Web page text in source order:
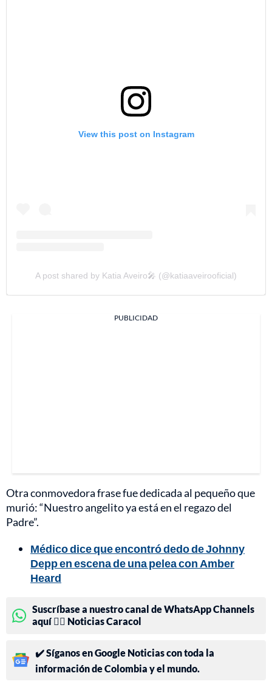
View this post on Instagram
A post shared by Katia Aveiro🎤 (@katiaaveirooficial)
PUBLICIDAD
Otra conmovedora frase fue dedicada al pequeño que
murió: “Nuestro angelito ya está en el regazo del
Padre”.
Médico dice que encontró dedo de Johnny
Depp en escena de una pelea con Amber
Heard
Suscríbase a nuestro canal de WhatsApp Channels
aquí 👉🏻 Noticias Caracol
✔️ Síganos en Google Noticias con toda la
información de Colombia y el mundo.